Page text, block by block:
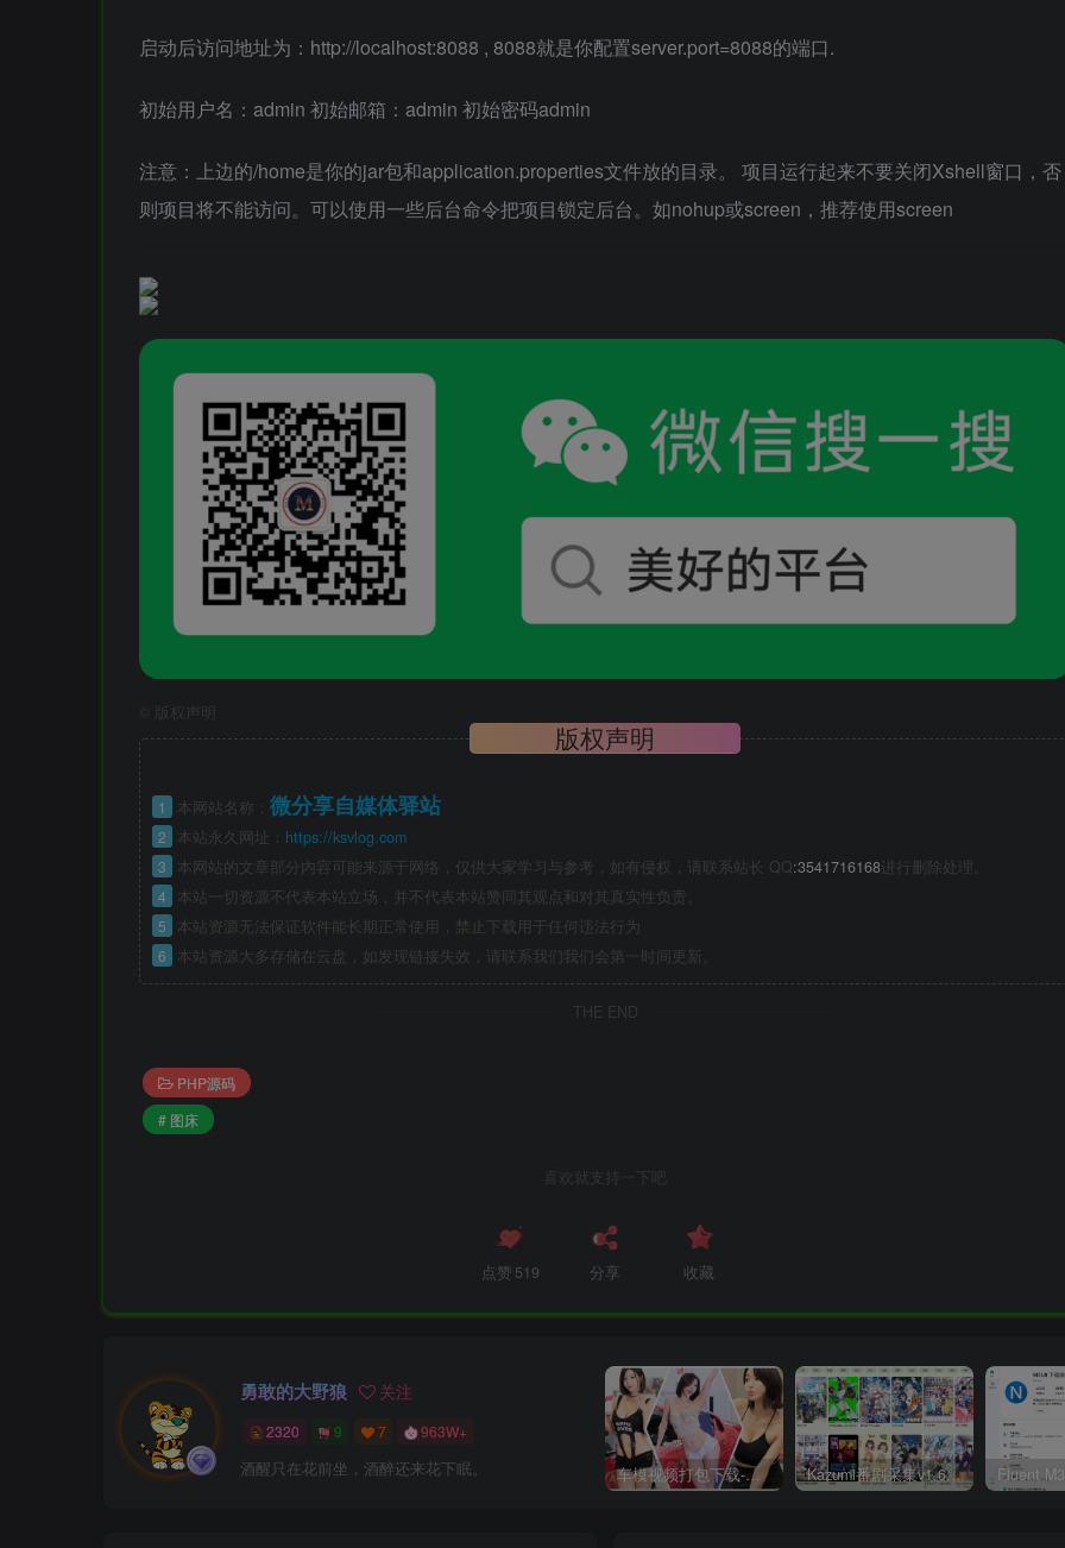
启动后访问地址为：http://localhost:8088 , 8088就是你配置server.port=8088的端口.
初始用户名：admin 初始邮箱：admin 初始密码admin
注意：上边的/home是你的jar包和application.properties文件放的目录。 项目运行起来不要关闭Xshell窗口，否
则项目将不能访问。可以使用一些后台命令把项目锁定后台。如nohup或screen，推荐使用screen
版权声明
版权声明
1 本网站名称： 微分享自媒体驿站
2 本站永久网址： https://ksvlog.com
3 本网站的文章部分内容可能来源于网络，仅供大家学习与参考，如有侵权，请联系站长 QQ:3541716168进行删除处理。
4 本站一切资源不代表本站立场，并不代表本站赞同其观点和对其真实性负责。
5 本站资源无法保证软件能长期正常使用，禁止下载用于任何违法行为
6 本站资源大多存储在云盘，如发现链接失效，请联系我们我们会第一时间更新。
THE END
PHP源码
# 图床
喜欢就支持一下吧
点赞 519 分享 收藏
勇敢的大野狼 关注
2320 9 7 963W+
酒醒只在花前坐，酒醉还来花下眠。 车模视频打包下载-高清无水印版 Kazumi番剧采集v1.6.9：支持自定义规则+在线观看+弹幕，跨平台下载